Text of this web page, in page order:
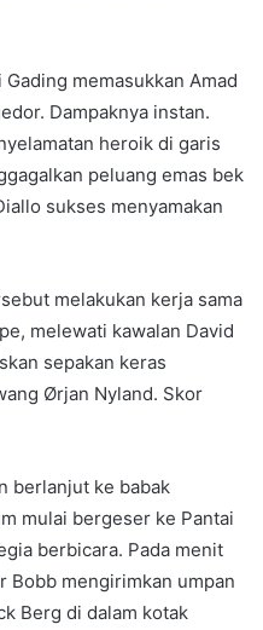
memasukkan Amad
Dampaknya instan.
heroik di garis
peluang emas bek
sukses menyamakan
melakukan kerja sama
melewati kawalan David
sepakan keras
Ørjan Nyland. Skor
berlanjut ke babak
mulai bergeser ke Pantai
berbicara. Pada menit
Bobb mengirimkan umpan
Berg di dalam kotak